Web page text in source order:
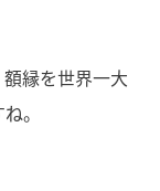
縁を世界一大
。